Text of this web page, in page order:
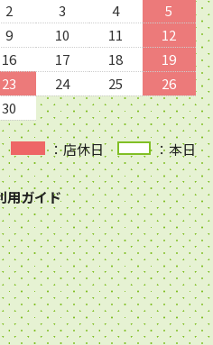
2 3 4
5
9 10 11
12
16 17 18
19
23 24 25
26
30
：店休日 ：本日
用ガイド